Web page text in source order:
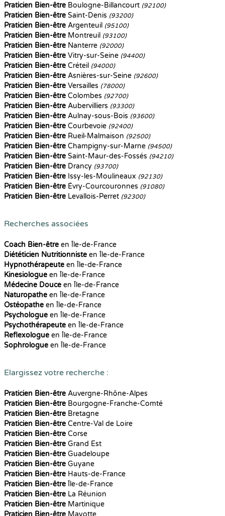
Praticien Bien-être Boulogne-Billancourt (92100)
Praticien Bien-être Saint-Denis (93200)
Praticien Bien-être Argenteuil (95100)
Praticien Bien-être Montreuil (93100)
Praticien Bien-être Nanterre (92000)
Praticien Bien-être Vitry-sur-Seine (94400)
Praticien Bien-être Créteil (94000)
Praticien Bien-être Asnières-sur-Seine (92600)
Praticien Bien-être Versailles (78000)
Praticien Bien-être Colombes (92700)
Praticien Bien-être Aubervilliers (93300)
Praticien Bien-être Aulnay-sous-Bois (93600)
Praticien Bien-être Courbevoie (92400)
Praticien Bien-être Rueil-Malmaison (92500)
Praticien Bien-être Champigny-sur-Marne (94500)
Praticien Bien-être Saint-Maur-des-Fossés (94210)
Praticien Bien-être Drancy (93700)
Praticien Bien-être Issy-les-Moulineaux (92130)
Praticien Bien-être Évry-Courcouronnes (91080)
Praticien Bien-être Levallois-Perret (92300)
Recherches associées
Coach Bien-être en Île-de-France
Diététicien Nutritionniste en Île-de-France
Hypnothérapeute en Île-de-France
Kinesiologue en Île-de-France
Médecine Douce en Île-de-France
Naturopathe en Île-de-France
Ostéopathe en Île-de-France
Psychologue en Île-de-France
Psychothérapeute en Île-de-France
Reflexologue en Île-de-France
Sophrologue en Île-de-France
Elargissez votre recherche :
Praticien Bien-être Auvergne-Rhône-Alpes
Praticien Bien-être Bourgogne-Franche-Comté
Praticien Bien-être Bretagne
Praticien Bien-être Centre-Val de Loire
Praticien Bien-être Corse
Praticien Bien-être Grand Est
Praticien Bien-être Guadeloupe
Praticien Bien-être Guyane
Praticien Bien-être Hauts-de-France
Praticien Bien-être Île-de-France
Praticien Bien-être La Réunion
Praticien Bien-être Martinique
Praticien Bien-être Mayotte